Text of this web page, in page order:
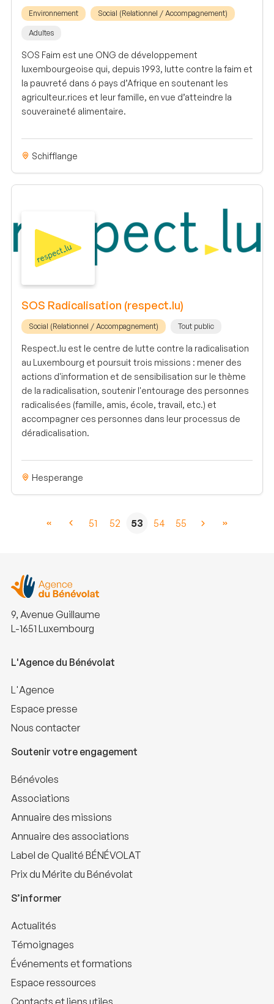
Environnement Social (Relationnel / Accompagnement)
Adultes
SOS Faim est une ONG de développement
luxembourgeoise qui, depuis 1993, lutte contre la faim et
la pauvreté dans 6 pays d’Afrique en soutenant les
agriculteur.rices et leur famille, en vue d’atteindre la
souveraineté alimentaire.
Schifflange
SOS Radicalisation (respect.lu)
Social (Relationnel / Accompagnement) Tout public
Respect.lu est le centre de lutte contre la radicalisation
au Luxembourg et poursuit trois missions : mener des
actions d'information et de sensibilisation sur le thème
de la radicalisation, soutenir l'entourage des personnes
radicalisées (famille, amis, école, travail, etc.) et
accompagner ces personnes dans leur processus de
déradicalisation.
Hesperange
51 52 53 54 55
9, Avenue Guillaume
L-1651 Luxembourg
L'Agence du Bénévolat
L'Agence
Espace presse
Nous contacter
Soutenir votre engagement
Bénévoles
Associations
Annuaire des missions
Annuaire des associations
Label de Qualité BÉNÉVOLAT
Prix du Mérite du Bénévolat
S’informer
Actualités
Témoignages
Événements et formations
Espace ressources